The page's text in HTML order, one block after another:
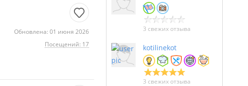
Обновлена: 01 июня 2026
Посещений: 17
3 свежих отзыва
kotilinekot
3 свежих отзыва